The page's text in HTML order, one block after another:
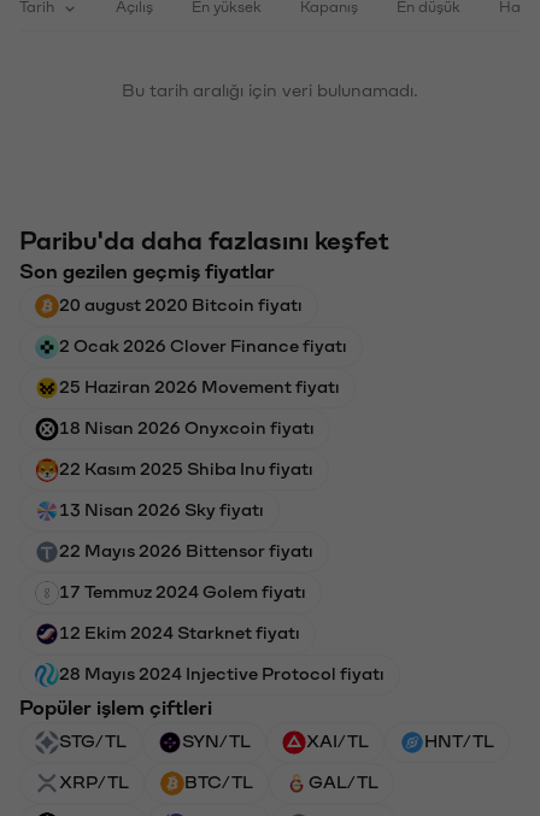
Tarih Açılış En yüksek Kapanış En düşük
Bu tarih aralığı için veri bulunamadı.
Paribu'da daha fazlasını keşfet
Son gezilen geçmiş fiyatlar
20 august 2020 Bitcoin fiyatı
2 Ocak 2026 Clover Finance fiyatı
25 Haziran 2026 Movement fiyatı
18 Nisan 2026 Onyxcoin fiyatı
22 Kasım 2025 Shiba Inu fiyatı
13 Nisan 2026 Sky fiyatı
22 Mayıs 2026 Bittensor fiyatı
17 Temmuz 2024 Golem fiyatı
12 Ekim 2024 Starknet fiyatı
28 Mayıs 2024 Injective Protocol fiyatı
Popüler işlem çiftleri
STG/TL SYN/TL XAI/TL HNT/TL
XRP/TL BTC/TL GAL/TL